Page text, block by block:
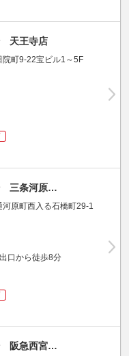
天王寺店
院町9-22宝ビル1～5F
三条河原…
原町西入る石橋町29-1
口から徒歩8分
阪急西宮…